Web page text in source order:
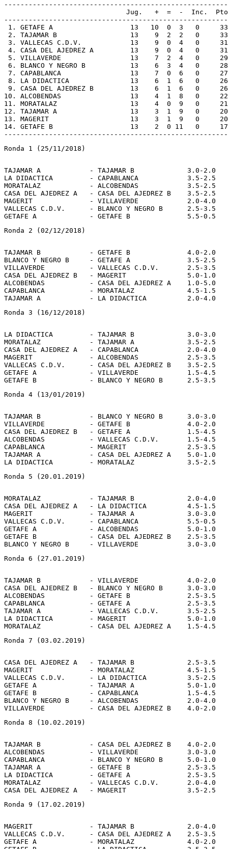
Jug.   +  =  -  Inc.
1. GETAFE A                   13   10  0  3   0     33
2. TAJAMAR B                  13    9  2  2   0     33
3. VALLECAS C.D.V.            13    9  0  4   0     31
4. CASA DEL AJEDREZ A         13    9  0  4   0
5. VILLAVERDE                 13    7  2  4   0     29
6. BLANCO Y NEGRO B           13    6  3  4   0
7. CAPABLANCA                 13    7  0  6   0     27
8. LA DIDACTICA               13    6  1  6   0     26
9. CASA DEL AJEDREZ B         13    6  1  6   0
10. ALCOBENDAS                 13    4  1  8   0     22
11. MORATALAZ                  13    4  0  9   0     21
12. TAJAMAR A                  13    3  1  9   0     20
13. MAGERIT                    13    3  1  9   0     20
14. GETAFE B                   13    2  0 11   0     17
Ronda 1 (25/11/2018)
TAJAMAR A            - TAJAMAR B             3.0-2.0
LA DIDACTICA         - CAPABLANCA            3.5-2.5
MORATALAZ            - ALCOBENDAS            3.5-2.5
CASA DEL AJEDREZ A   - CASA DEL AJEDREZ B    3.5-2.5
MAGERIT              - VILLAVERDE            2.0-4.0
VALLECAS C.D.V.      - BLANCO Y NEGRO B      2.5-3.5
Ronda 2 (02/12/2018)
TAJAMAR B            - GETAFE B              4.0-2.0
BLANCO Y NEGRO B     - GETAFE A              3.5-2.5
VILLAVERDE           - VALLECAS C.D.V.       2.5-3.5
CASA DEL AJEDREZ B   - MAGERIT               5.0-1.0
ALCOBENDAS           - CASA DEL AJEDREZ A    1.0-5.0
CAPABLANCA           - MORATALAZ             4.5-1.5
Ronda 3 (16/12/2018)
LA DIDACTICA         - TAJAMAR B             3.0-3.0
MORATALAZ            - TAJAMAR A             3.5-2.5
CASA DEL AJEDREZ A   - CAPABLANCA            2.0-4.0
MAGERIT              - ALCOBENDAS            2.5-3.5
VALLECAS C.D.V.      - CASA DEL AJEDREZ B    3.5-2.5
GETAFE A             - VILLAVERDE            1.5-4.5
Ronda 4 (13/01/2019)
TAJAMAR B            - BLANCO Y NEGRO B      3.0-3.0
VILLAVERDE           - GETAFE B              4.0-2.0
CASA DEL AJEDREZ B   - GETAFE A              1.5-4.5
ALCOBENDAS           - VALLECAS C.D.V.       1.5-4.5
CAPABLANCA           - MAGERIT               2.5-3.5
TAJAMAR A            - CASA DEL AJEDREZ A    5.0-1.0
Ronda 5 (20.01.2019)
MORATALAZ            - TAJAMAR B             2.0-4.0
CASA DEL AJEDREZ A   - LA DIDACTICA          4.5-1.5
MAGERIT              - TAJAMAR A             3.0-3.0
VALLECAS C.D.V.      - CAPABLANCA            5.5-0.5
GETAFE A             - ALCOBENDAS            5.0-1.0
GETAFE B             - CASA DEL AJEDREZ B    2.5-3.5
Ronda 6 (27.01.2019)
TAJAMAR B            - VILLAVERDE            4.0-2.0
CASA DEL AJEDREZ B   - BLANCO Y NEGRO B      3.0-3.0
ALCOBENDAS           - GETAFE B              2.5-3.5
CAPABLANCA           - GETAFE A              2.5-3.5
TAJAMAR A            - VALLECAS C.D.V.       3.5-2.5
LA DIDACTICA         - MAGERIT               5.0-1.0
Ronda 7 (03.02.2019)
CASA DEL AJEDREZ A   - TAJAMAR B             2.5-3.5
MAGERIT              - MORATALAZ             4.5-1.5
VALLECAS C.D.V.      - LA DIDACTICA          3.5-2.5
GETAFE A             - TAJAMAR A             5.0-1.0
GETAFE B             - CAPABLANCA            1.5-4.5
BLANCO Y NEGRO B     - ALCOBENDAS            2.0-4.0
Ronda 8 (10.02.2019)
TAJAMAR B            - CASA DEL AJEDREZ B    4.0-2.0
ALCOBENDAS           - VILLAVERDE            3.0-3.0
CAPABLANCA           - BLANCO Y NEGRO B      5.0-1.0
TAJAMAR A            - GETAFE B              2.5-3.5
LA DIDACTICA         - GETAFE A              2.5-3.5
MORATALAZ            - VALLECAS C.D.V.       2.0-4.0
Ronda 9 (17.02.2019)
MAGERIT              - TAJAMAR B             2.0-4.0
VALLECAS C.D.V.      - CASA DEL AJEDREZ A    2.5-3.5
GETAFE A             - MORATALAZ             4.0-2.0